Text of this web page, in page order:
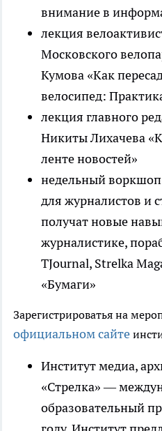
внимание в
лекция
Московского
Кумова «Как
велосипед:
лекция главного
Никиты Лихачева
ленте новостей»
недельный
для журналистов и
получат новые
журналистике,
TJournal, Strelka
«Бумаги»
Зарегистрироватья на
официальном сайте
И​нститут медиа,
«Стрелка» ––
образовательный